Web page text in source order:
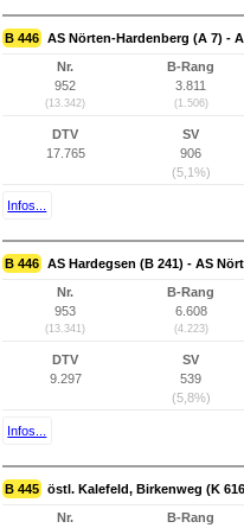
B 446 AS Nörten-Hardenberg (A 7) -
Nr.
952
(13.342)
B-Rang
3.811
(1.506)
DTV
17.765
SV
906
(5,1%)
Infos...
B 446 AS Hardegsen (B 241) - AS
Nr.
953
(13.341)
B-Rang
6.608
(4.223)
DTV
9.297
SV
539
(5,8%)
Infos...
B 445 östl. Kalefeld, Birkenweg (K
Nr.
B-Rang